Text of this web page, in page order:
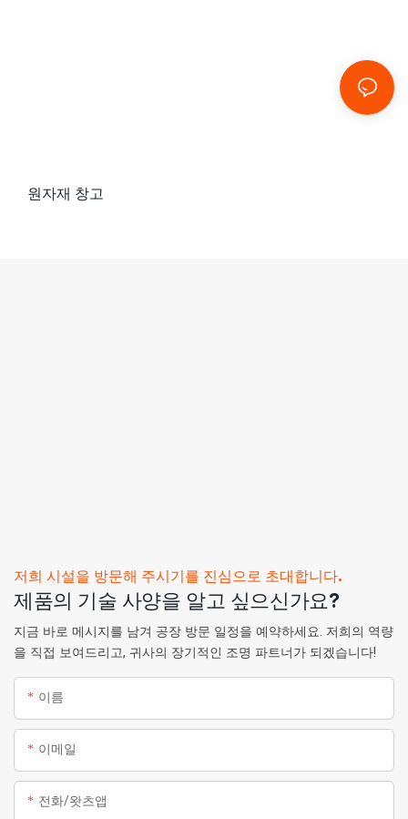
원자재 창고
저희 시설을 방문해 주시기를 진심으로 초대합니다.
제품의 기술 사양을 알고 싶으신가요?
지금 바로 메시지를 남겨 공장 방문 일정을 예약하세요. 저희의 역량
을 직접 보여드리고, 귀사의 장기적인 조명 파트너가 되겠습니다!
이름
이메일
전화/왓츠앱